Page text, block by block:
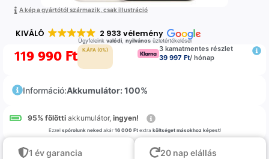
A kép a gyártótól származik, csak illustráció
KIVÁLÓ 2 933 vélemény
Ügyfeleink valódi, nyilvánosüzletértékelései
119 990 Ft K.ÁFA (0%)
3 kamatmentes részlet
39 997 Ft/ hónap
Információ:Akkumulátor: 100%
95% fölötti akkumulátor, ingyen!
Ezzel spórolunk nekedakár 16 000 Ftextra költséget másokhoz képest!
1 év garancia 20 nap elállás